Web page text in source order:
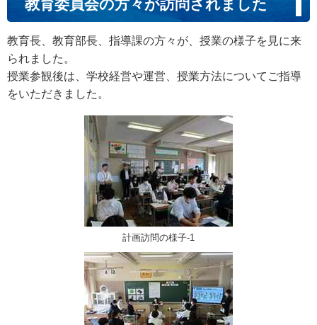
教育委員会の方々が訪問されました
教育長、教育部長、指導課の方々が、授業の様子を見に来
られました。
授業参観後は、学校経営や運営、授業方法についてご指導
をいただきました。
計画訪問の様子-1